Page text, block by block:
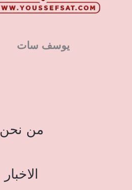
يوسف سات
من نحن
الاخبار